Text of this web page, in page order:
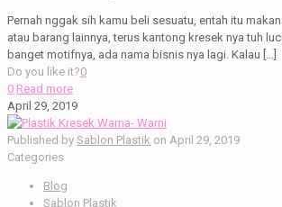
Pernah nggak sih kamu beli sesuatu, entah itu
atau barang lainnya, terus kantong kresek nya tuh
banget motifnya, ada nama bisnis nya lagi. Kalau […]
Do you like it?0
0 Read more
April 29, 2019
Published by Sablon Plastik on April 29, 2019
Categories
Blog
Sablon Plastik